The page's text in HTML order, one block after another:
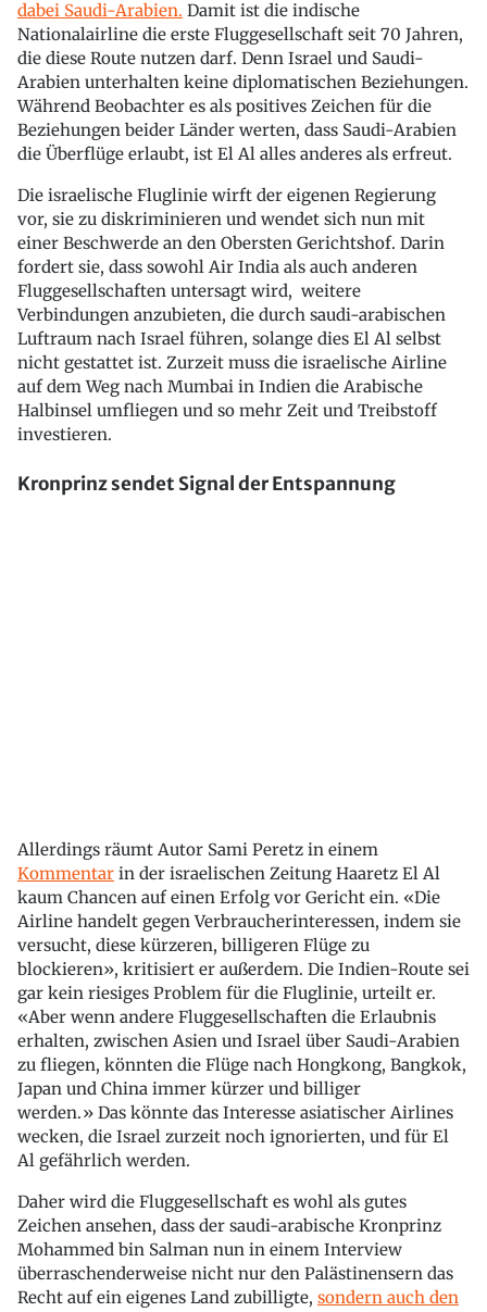
dabei Saudi-Arabien. Damit ist die indische
Nationalairline die erste Fluggesellschaft seit 70 Jahren,
die diese Route nutzen darf. Denn Israel und Saudi-
Arabien unterhalten keine diplomatischen Beziehungen.
Während Beobachter es als positives Zeichen für die
Beziehungen beider Länder werten, dass Saudi-Arabien
die Überflüge erlaubt, ist El Al alles anderes als erfreut.
Die israelische Fluglinie wirft der eigenen Regierung
vor, sie zu diskriminieren und wendet sich nun mit
einer Beschwerde an den Obersten Gerichtshof. Darin
fordert sie, dass sowohl Air India als auch anderen
Fluggesellschaften untersagt wird, weitere
Verbindungen anzubieten, die durch saudi-arabischen
Luftraum nach Israel führen, solange dies El Al selbst
nicht gestattet ist. Zurzeit muss die israelische Airline
auf dem Weg nach Mumbai in Indien die Arabische
Halbinsel umfliegen und so mehr Zeit und Treibstoff
investieren.
Kronprinz sendet Signal der Entspannung
Allerdings räumt Autor Sami Peretz in einem
Kommentar in der israelischen Zeitung Haaretz El Al
kaum Chancen auf einen Erfolg vor Gericht ein. «Die
Airline handelt gegen Verbraucherinteressen, indem sie
versucht, diese kürzeren, billigeren Flüge zu
blockieren», kritisiert er außerdem. Die Indien-Route sei
gar kein riesiges Problem für die Fluglinie, urteilt er.
«Aber wenn andere Fluggesellschaften die Erlaubnis
erhalten, zwischen Asien und Israel über Saudi-Arabien
zu fliegen, könnten die Flüge nach Hongkong, Bangkok,
Japan und China immer kürzer und billiger
werden.» Das könnte das Interesse asiatischer Airlines
wecken, die Israel zurzeit noch ignorierten, und für El
Al gefährlich werden.
Daher wird die Fluggesellschaft es wohl als gutes
Zeichen ansehen, dass der saudi-arabische Kronprinz
Mohammed bin Salman nun in einem Interview
überraschenderweise nicht nur den Palästinensern das
Recht auf ein eigenes Land zubilligte, sondern auch den